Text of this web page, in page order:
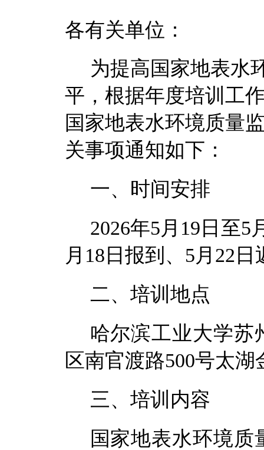
各有关单位：
为提高国家地表水
平，根据年度培训工
国家地表水环境质量
关事项通知如下：
一、时间安排
2026年5月 19 日至5
月 18 日报到 、 5月 22 日
二、培训地点
哈尔滨工业大学苏
区南官渡路500号太湖
三、培训内容
国家地表水环境